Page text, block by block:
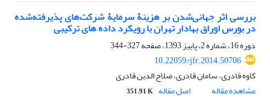
بررسی اثر جهانی‌شدن بر هزینۀ سرمایۀ شرکت‌های پذیرفته‌شده
در بورس اوراق بهادار تهران با رویکرد داده‏ های ترکیبی
دوره 16، شماره 2، پاییز 1393، صفحه
327-344
10.22059/jfr.2014.50706
کاوه قادری، سامان قادری، صلاح الدین قادری
مشاهده مقاله
اصل مقاله 351.91 K